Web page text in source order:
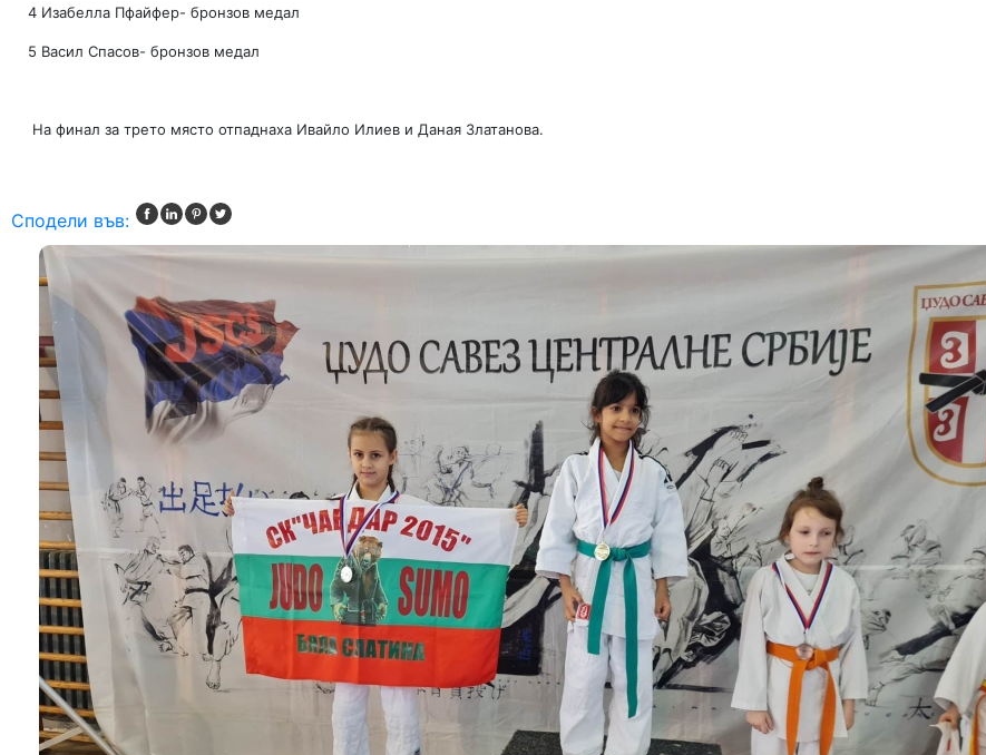
4 Изабелла Пфайфер- бронзов медал
5 Васил Спасов- бронзов медал
На финал за трето място отпаднаха Ивайло Илиев и Даная Златанова.
Сподели във: